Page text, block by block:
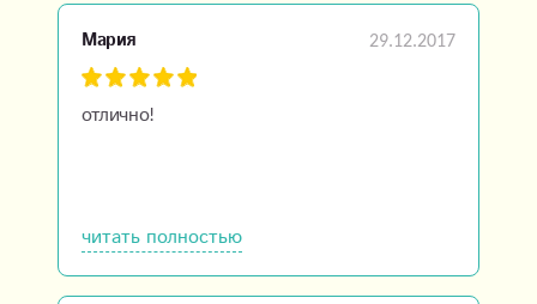
Мария 29.12.2017
отлично!
читать полностью